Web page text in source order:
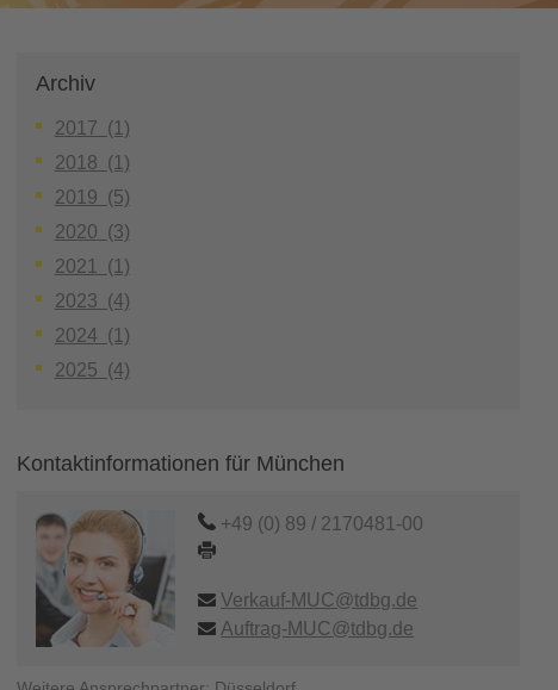
Archiv
2017 (1)
2018 (1)
2019 (5)
2020 (3)
2021 (1)
2023 (4)
2024 (1)
2025 (4)
Kontaktinformationen für München
+49 (0) 89 / 2170481-00
Verkauf-MUC@tdbg.de
Auftrag-MUC@tdbg.de